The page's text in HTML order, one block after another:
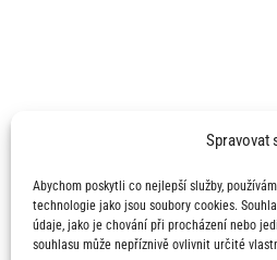
Spravovat
Abychom poskytli co nejlepší služby,
technologie jako jsou soubory cookies.
údaje, jako je chování při procházení nebo
souhlasu může nepříznivě ovlivnit určité